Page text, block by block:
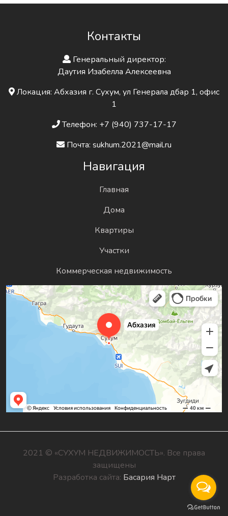
Контакты
Генеральный директор:
Даутия Изабелла Алексеевна
Локация: Абхазия г. Сухум, ул Генерала дбар 1, офис
1
Телефон: +7 (940) 737-17-17
Почта: sukhum.2021@mail.ru
Навигация
Главная
Дома
Квартиры
Участки
Коммерческая недвижимость
2021 © «СУХУМ НЕДВИЖИМОСТЬ». Все права
защищены
Разработка сайта: Басария Нарт